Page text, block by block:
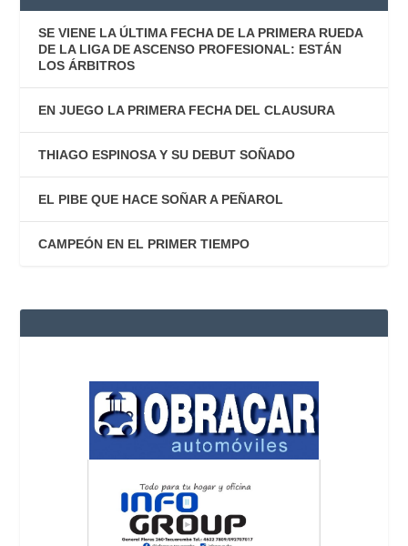
SE VIENE LA ÚLTIMA FECHA DE LA PRIMERA RUEDA
DE LA LIGA DE ASCENSO PROFESIONAL: ESTÁN
LOS ÁRBITROS
EN JUEGO LA PRIMERA FECHA DEL CLAUSURA
THIAGO ESPINOSA Y SU DEBUT SOÑADO
EL PIBE QUE HACE SOÑAR A PEÑAROL
CAMPEÓN EN EL PRIMER TIEMPO